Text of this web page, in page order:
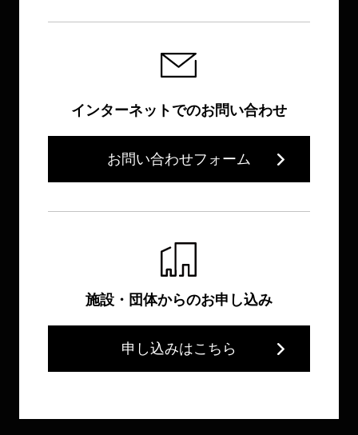
インターネットでのお問い合わせ
お問い合わせフォーム
施設・団体からのお申し込み
申し込みはこちら